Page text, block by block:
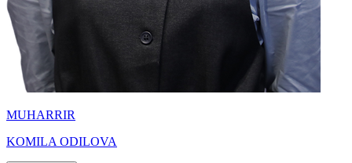
MUHARRIR
KOMILA ODILOVA